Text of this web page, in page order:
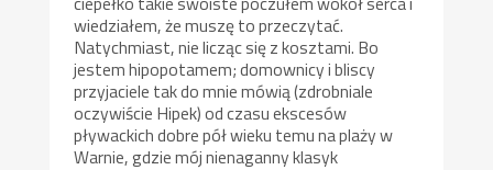
wiedziałem, że muszę to przeczytać.
Natychmiast, nie licząc się z kosztami. Bo
jestem hipopotamem; domownicy i bliscy
przyjaciele tak do mnie mówią (zdrobniale
oczywiście Hipek) od czasu ekscesów
pływackich dobre pół wieku temu na plaży w
Warnie, gdzie mój nienaganny klasyk